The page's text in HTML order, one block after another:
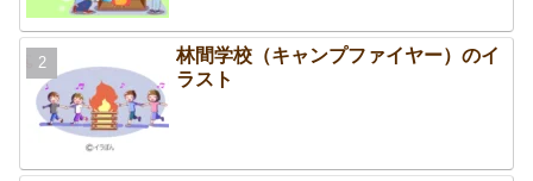
林間学校（キャンプファイヤー）のイ
ラスト